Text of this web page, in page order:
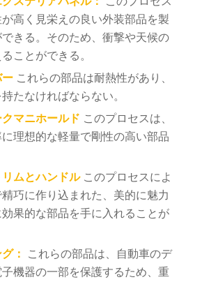
高く見栄えの良い外装部品を製
きる。そのため、衝撃や天候の
ことができる。
ー これらの部品は耐熱性があり、
たなければならない。
マニホールド このプロセスは、
理想的な軽量で剛性の高い部品
ムとハンドルこのプロセスによ
巧に作り込まれた、美的に魅力
果的な部品を手に入れることが
：
これらの部品は、自動車のデ
子機器の一部を保護するため、重